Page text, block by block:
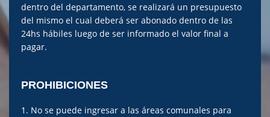
dentro del departamento, se realizará un presupuesto
del mismo el cual deberá ser abonado dentro de las
24hs hábiles luego de ser informado el valor final a
pagar.
PROHIBICIONES
1. No se puede ingresar a las áreas comunales para